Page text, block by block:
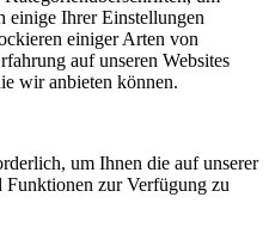
einige Ihrer Einstellungen
einiger Arten von
auf unseren Websites
wir anbieten können.
um Ihnen die auf unserer
Funktionen zur Verfügung zu